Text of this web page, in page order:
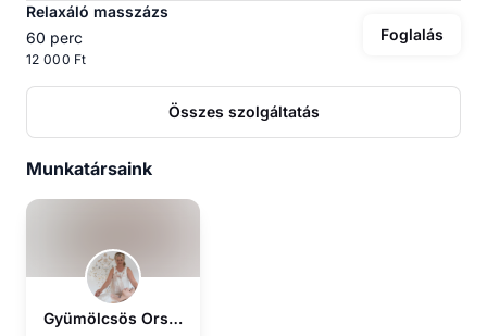
Relaxáló masszázs
60 perc
12 000 Ft
Foglalás
Összes szolgáltatás
Munkatársaink
Gyümölcsös Orsolya